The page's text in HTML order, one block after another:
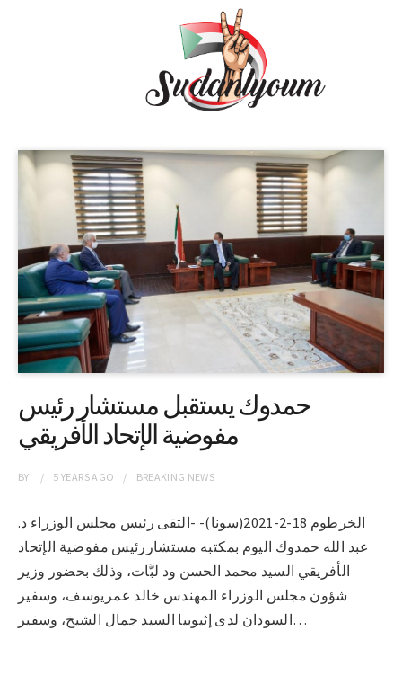
حمدوك يستقبل مستشار رئيس
مفوضية الإتحاد الأفريقي
BY 5 YEARSAGO BREAKING NEWS
الخرطوم 18-2-2021(سونا)- -التقى رئيس مجلس الوزراء د.
عبد الله حمدوك اليوم بمكتبه مستشاررئيس مفوضية الإتحاد
الأفريقي السيد محمد الحسن ود لبَّات، وذلك بحضور وزير
شؤون مجلس الوزراء المهندس خالد عمريوسف، وسفير
السودان لدى إثيوبيا السيد جمال الشيخ، وسفير…